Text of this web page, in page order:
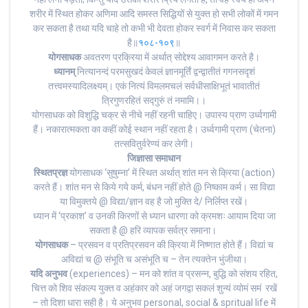
शरीर में स्थित होकर अणिमा आदि समस्त सिद्धियों से युक्त हो सभी लोकों में गमन
कर सकता है तथा यदि चाहे तो कभी भी देवता होकर स्वर्ग में निवास कर सकता
है॥१०८-१०९ ॥
योगसाधकअवतरण प्रक्रिया में अर्थात् सोद्देश्य आवागमन करते है।
ध्यानम्नित्यानन्दं परमसुखदं केवलं ज्ञानमूर्तिं द्वन्द्वातीतं गगनसदृशं
तत्त्वमस्यादिलक्ष्यम्। एकं नित्यं विमलमचलं सर्वधीसाक्षिभूतं भावातीतं
त्रिगुणरहितं सद्गुरुं तं नमामि।।
योगसाधक को विशुद्धि चक्र से नीचे नहीं रहनी चाहिए। उपास्य प्राण उर्ध्वगामी
हैं। नकारात्मकता का कहीं कोई स्थान नहीं रहता है। उर्ध्वगामी प्राण (चेतना)
तत्सवितुर्वरेण्यं कर लेगी।
जिज्ञासा समाधान
स्थितप्रज्ञयोगसाधक ‘सुषुम्ना’ में स्थित अर्थात् शांत मन से क्रिया (action)
करते हैं। शांत मन से किये गये कर्म, बंधन नहीं होते @ निष्काम कर्म। सा विद्या
या विमुक्तये @ विद्या/ज्ञान वह है जो मुक्ति दे/ निर्लिप्त रखें।
ध्यान में ‘प्रकाश’ व उनकी किरणों से ध्यान धारणा को क्रमशः आयाम दिया जा
सकता है @ हरि व्यापक सर्वत्र समाना।
योगसाधक– प्रसवन व प्रतिप्रसवन की क्रिया में निष्णात होते हैं। विद्यां च
अविद्यां च @ संभूति च असंभूति च – तेन त्यक्तेन भुंजीथा।
यदि अनुभव(experiences) – मन को शांत व प्रसन्न, बुद्धि को संशय रहित,
चित्त को शिव संकल्प युक्त व अहंकार को अहं जगद्वा सकलं शुन्यं व्योमं समं रखें
– तो दिशा धारा सही है। ये अनुभव personal, social & spritual life में